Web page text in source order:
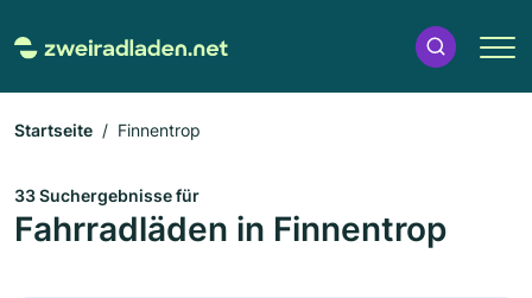
Startseite Finnentrop
33 Suchergebnisse für
Fahrradläden in Finnentrop